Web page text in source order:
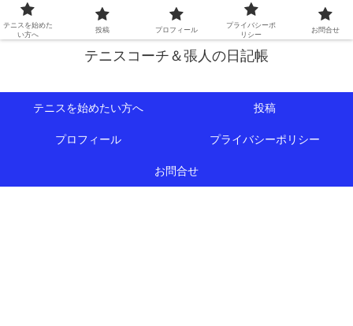
初心者∼中級者向けの情報を中心にテニスライフをサポート！
テニスコーチ＆張人の日記帳
テニスを始めたい方へ 投稿
プロフィール プライバシーポリシー
お問合せ
テニスを始めた
い方へ
投稿 プロフィール
プライバシーポ
リシー
お問合せ